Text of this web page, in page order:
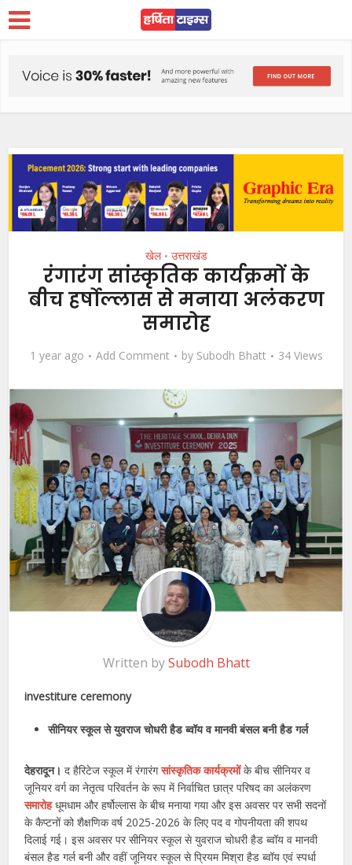
खेल • उत्तराखंड
रंगारंग सांस्कृतिक कार्यक्रमों के
बीच हर्षोल्लास से मनाया अलंकरण
समारोह
1 year ago Add Comment by Subodh Bhatt 34 Views
Written bySubodh Bhatt
investiture ceremony
सीनियर स्कूल से युवराज चोधरी हैड ब्वॉय व मानवी बंसल बनी हैड गर्ल
देहरादून। द हैरिटेज स्कूल में रंगारंगसांस्कृतिक कार्यक्रमोंके बीच सीनियर व
जूनियर वर्ग का नेतृत्व परिवर्तन के रूप में निर्वाचित छात्र परिषद का अलंकरण
समारोहधूमधाम और हर्षोल्लास के बीच मनाया गया और इस अवसर पर सभी सदनों
के कैप्टनों को शैक्षणिक वर्ष 2025-2026 के लिए पद व गोपनीयता की शपथ
दिलाई गई। इस अवसर पर सीनियर स्कूल से युवराज चोधरी हैड ब्वॉय व मानवी
बंसल हैड गर्ल बनी और वहीं जूनियर स्कूल से प्रियम मिश्रा हैड ब्वॉय एवं स्पर्धा